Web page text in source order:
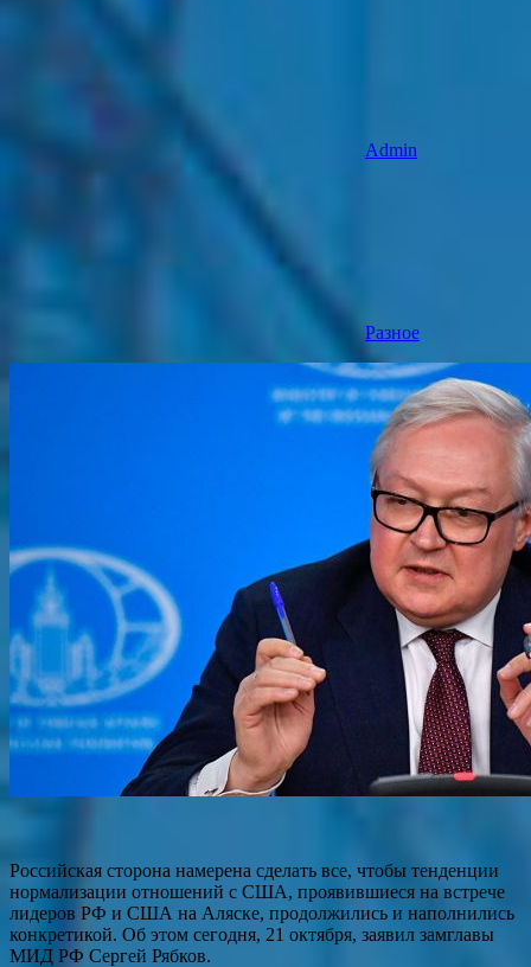
Admin
Разное
Российская сторона намерена сделать все, чтобы тенденции
нормализации отношений с США, проявившиеся на встрече
лидеров РФ и США на Аляске, продолжились и наполнились
конкретикой. Об этом сегодня, 21 октября, заявил замглавы
МИД РФ Сергей Рябков.